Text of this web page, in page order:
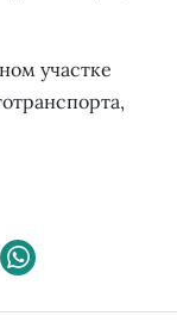
участке